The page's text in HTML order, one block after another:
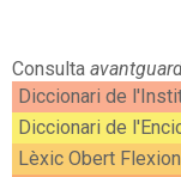
Consulta
Diccionari de
Diccionari de
Lèxic Obert